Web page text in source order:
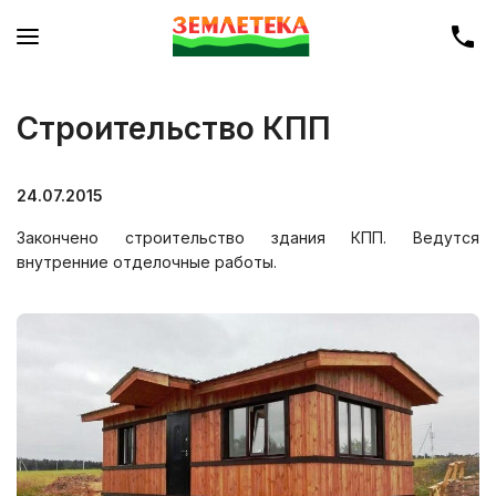
Строительство КПП
24.07.2015
Закончено строительство здания КПП. Ведутся
внутренние отделочные работы.